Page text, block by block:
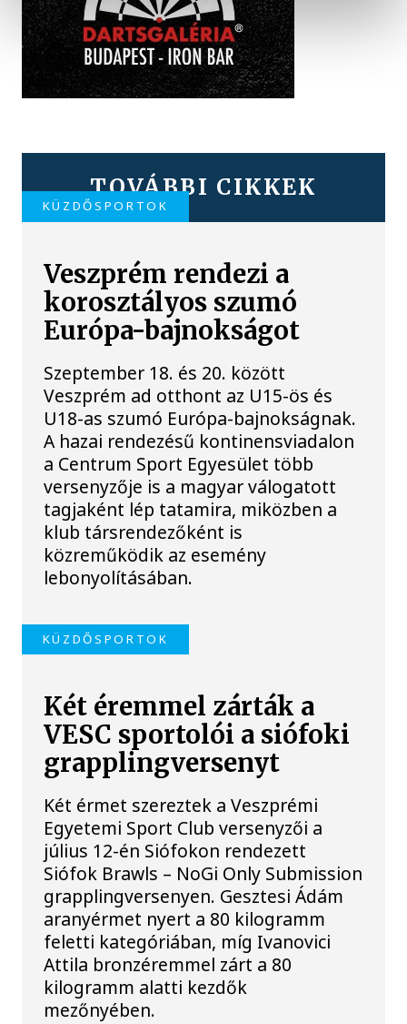
TOVÁBBI CIKKEK
KÜZDŐSPORTOK
Veszprém rendezi a
korosztályos szumó
Európa-bajnokságot
Szeptember 18. és 20. között
Veszprém ad otthont az U15-ös és
U18-as szumó Európa-bajnokságnak.
A hazai rendezésű kontinensviadalon
a Centrum Sport Egyesület több
versenyzője is a magyar válogatott
tagjaként lép tatamira, miközben a
klub társrendezőként is
közreműködik az esemény
lebonyolításában.
KÜZDŐSPORTOK
Két éremmel zárták a
VESC sportolói a siófoki
grapplingversenyt
Két érmet szereztek a Veszprémi
Egyetemi Sport Club versenyzői a
július 12-én Siófokon rendezett
Siófok Brawls – NoGi Only Submission
grapplingversenyen. Gesztesi Ádám
aranyérmet nyert a 80 kilogramm
feletti kategóriában, míg Ivanovici
Attila bronzéremmel zárt a 80
kilogramm alatti kezdők
mezőnyében.